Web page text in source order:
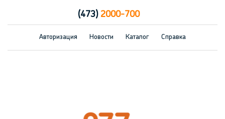
(473)2000-700
Авторизация Новости Каталог Справка